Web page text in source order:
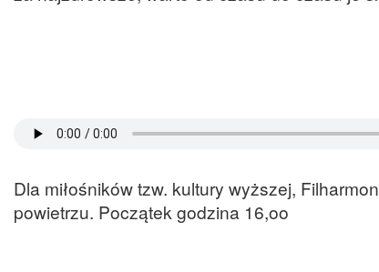
Dla miłośników tzw. kultury wyższej,
powietrzu. Początek godzina 16,oo